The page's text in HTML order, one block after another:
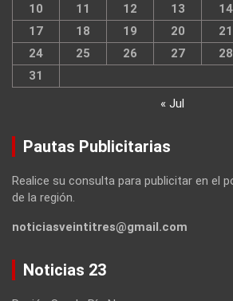
10
11 12 13 14
17
18 19 20 21
24
25 26 27 28
31
« Jul
Pautas Publicitarias
Realice su consulta para publicitar en el
de la región.
noticiasveintitres@gmail.com
Noticias 23